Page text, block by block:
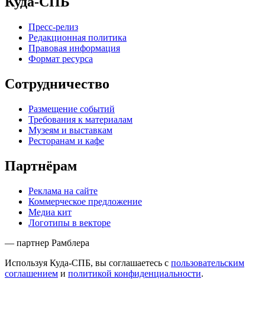
Пресс-релиз
Редакционная политика
Правовая информация
Формат ресурса
Сотрудничество
Размещение событий
Требования к материалам
Музеям и выставкам
Ресторанам и кафе
Партнёрам
Реклама на сайте
Коммерческое предложение
Медиа кит
Логотипы в векторе
— партнер Рамблера
Используя Куда-СПБ, вы соглашаетесь с пользовательским
соглашением и политикой конфиденциальности.